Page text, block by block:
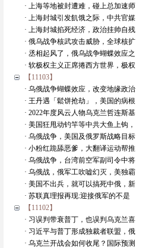
· 上海等地被封遭难，碰上总加速师
· 上海封城引发飢饿之际，中共官媒
· 上海封城掐死经济，政治挂帅自残
· 俄乌战争核武攻击威胁，全球核扩
· 丞相起风了，俄乌战争蝴蝶效应之
· 软极权主义正席捲西方世界，极权
【11103】
· 乌俄战争蝴蝶效应，改变地缘政治
· 王丹遇「鬆饼抢劫」，美国的病根
· 2022年度风云人物乌克兰哲连斯基
· 美国狂甩动钓竿等中共大鱼上钩，
· 乌俄战争，美国及俄罗斯战略目标
· 小粉红跪舔恶爹，大翻译运动帮推
· 乌俄战争，台湾前空军副司令中将
· 乌俄战，俄军工吹嘘幻灭，美独霸
· 美国不出兵，就可以搞死中俄，新
· 苏联真理报再现:迎接俄军的不是
【11102】
· 习误判带衰普丁，也误判乌克兰喜
· 习近平与普丁形成独裁者联盟，俄
· 乌克兰开战会如何收尾？国际预测